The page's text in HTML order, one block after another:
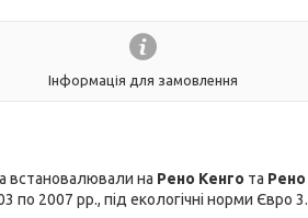
Інформація для замовлення
встановалювали на Рено Кенго та Рено
по 2007 рр., під екологічні норми Євро 3.